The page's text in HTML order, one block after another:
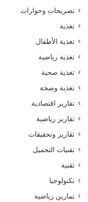
تصريحات وحوارات
تغذية
تغذية الأطفال
تغذية رياضية
تغذية صحية
تغذية وصحة
تقارير اقتصادية
تقارير رياضية
تقارير وتحقيقات
تقنيات التجميل
تقنية
تكنولوجيا
تمارين رياضية